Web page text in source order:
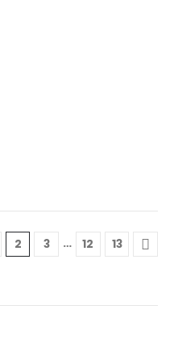
2 3 … 12 13